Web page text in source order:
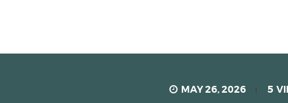
MAY 26, 2026 5